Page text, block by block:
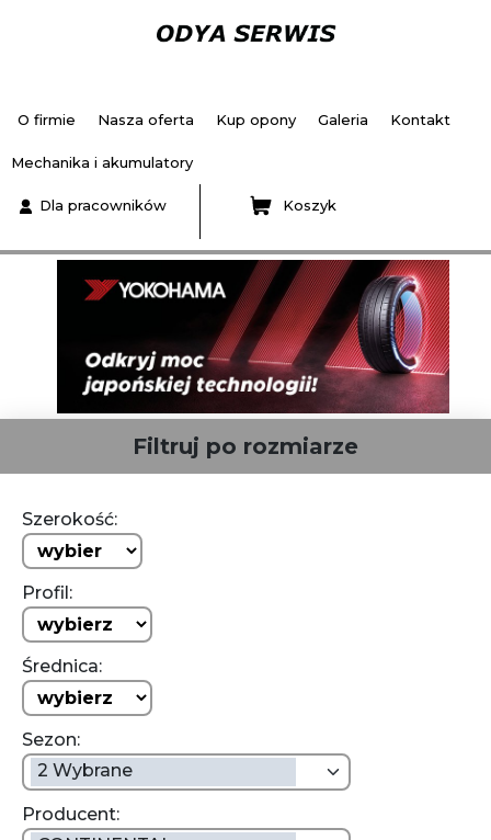
O firmie Nasza oferta Kup opony Galeria Kontakt
Mechanika i akumulatory
Dla pracowników Koszyk
Filtruj po rozmiarze
Szerokość:
Profil:
Średnica:
Sezon:
2 Wybrane
Producent: